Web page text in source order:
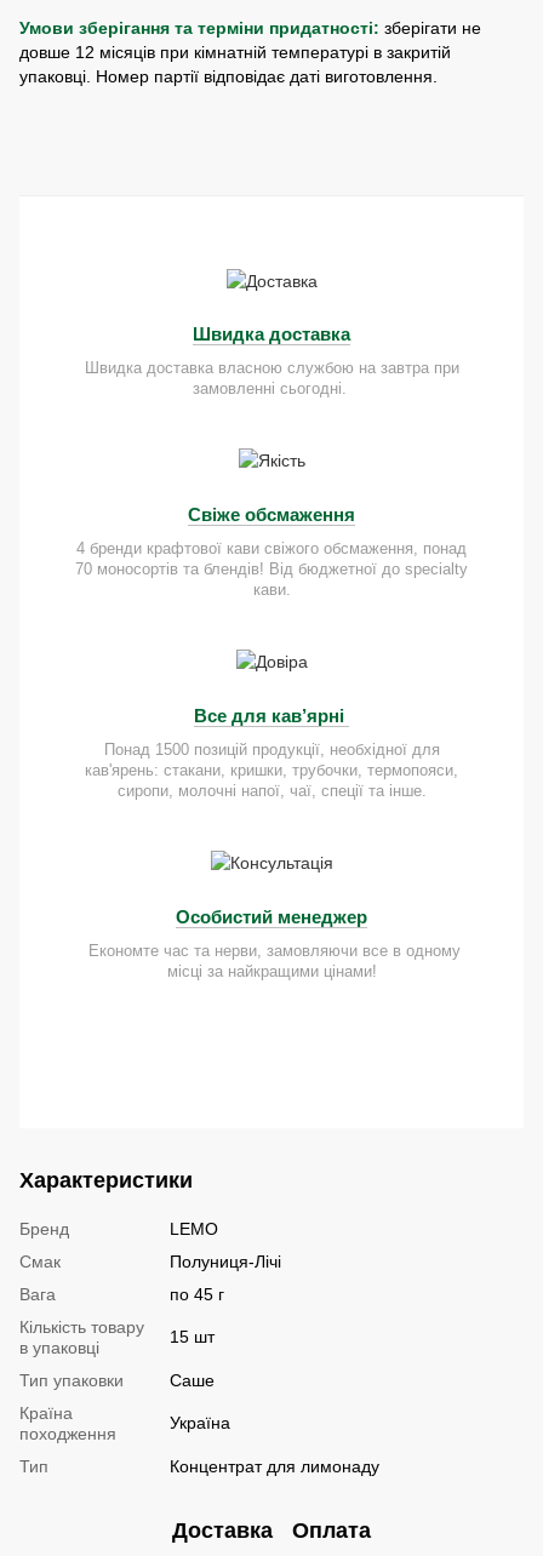
Умови зберігання та терміни придатності: зберігати не
довше 12 місяців при кімнатній температурі в закритій
упаковці. Номер партії відповідає даті виготовлення.
Швидка доставка
Швидка доставка власною службою на завтра при
замовленні сьогодні.
Свіже обсмаження
4 бренди крафтової кави свіжого обсмаження, понад
70 моносортів та блендів! Від бюджетної до specialty
кави.
Все для кав’ярні
Понад 1500 позицій продукції, необхідної для
кав'ярень: стакани, кришки, трубочки, термопояси,
сиропи, молочні напої, чаї, спеції та інше.
Особистий менеджер
Економте час та нерви, замовляючи все в одному
місці за найкращими цінами!
Характеристики
Бренд
LEMO
Смак
Полуниця-Лічі
Вага
по 45 г
Кількість товару
в упаковці
15 шт
Тип упаковки
Саше
Країна
походження
Україна
Тип Концентрат для лимонаду
Доставка Оплата